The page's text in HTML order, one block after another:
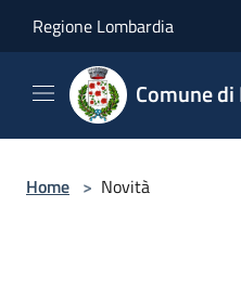
Regione Lombardia
Comune
Home > Novità